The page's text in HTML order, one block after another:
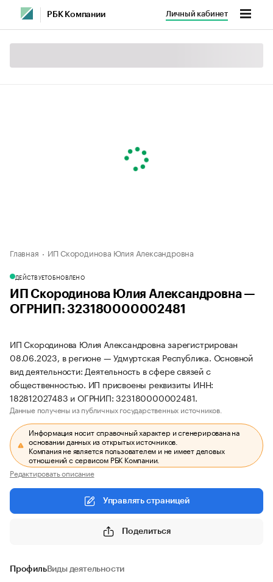
РБК Компании Личный кабинет
Главная ИП Скородинова Юлия Александровна
ДЕЙСТВУЕТОБНОВЛЕНО
ИП Скородинова Юлия Александровна —
ОГРНИП: 323180000002481
ИП Скородинова Юлия Александровна зарегистрирован
08.06.2023, в регионе — Удмуртская Республика. Основной
вид деятельности: Деятельность в сфере связей с
общественностью. ИП присвоены реквизиты ИНН:
182812027483 и ОГРНИП: 323180000002481.
Данные получены из публичных государственных источников.
Информация носит справочный характер и сгенерирована на
основании данных из открытых источников.
Компания не является пользователем и не имеет деловых
отношений с сервисом РБК Компании.
Редактировать описание
Управлять страницей
Поделиться
ПрофильВиды деятельности